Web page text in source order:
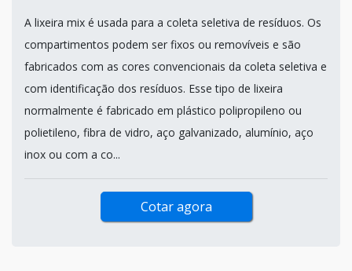
A lixeira mix é usada para a coleta seletiva de resíduos. Os
compartimentos podem ser fixos ou removíveis e são
fabricados com as cores convencionais da coleta seletiva e
com identificação dos resíduos. Esse tipo de lixeira
normalmente é fabricado em plástico polipropileno ou
polietileno, fibra de vidro, aço galvanizado, alumínio, aço
inox ou com a co...
Cotar agora